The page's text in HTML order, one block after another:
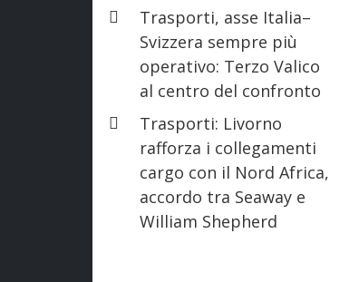
Trasporti, asse Italia–
Svizzera sempre più
operativo: Terzo Valico
al centro del confronto
Trasporti: Livorno
rafforza i collegamenti
cargo con il Nord Africa,
accordo tra Seaway e
William Shepherd